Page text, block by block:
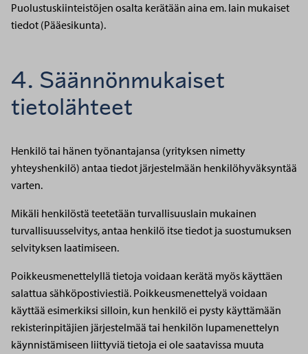
Puolustuskiinteistöjen osalta kerätään aina em. lain mukaiset
tiedot (Pääesikunta).
4. Säännönmukaiset
tietolähteet
Henkilö tai hänen työnantajansa (yrityksen nimetty
yhteyshenkilö) antaa tiedot järjestelmään henkilöhyväksyntää
varten.
Mikäli henkilöstä teetetään turvallisuuslain mukainen
turvallisuusselvitys, antaa henkilö itse tiedot ja suostumuksen
selvityksen laatimiseen.
Poikkeusmenettelyllä tietoja voidaan kerätä myös käyttäen
salattua sähköpostiviestiä. Poikkeusmenettelyä voidaan
käyttää esimerkiksi silloin, kun henkilö ei pysty käyttämään
rekisterinpitäjien järjestelmää tai henkilön lupamenettelyn
käynnistämiseen liittyviä tietoja ei ole saatavissa muuta